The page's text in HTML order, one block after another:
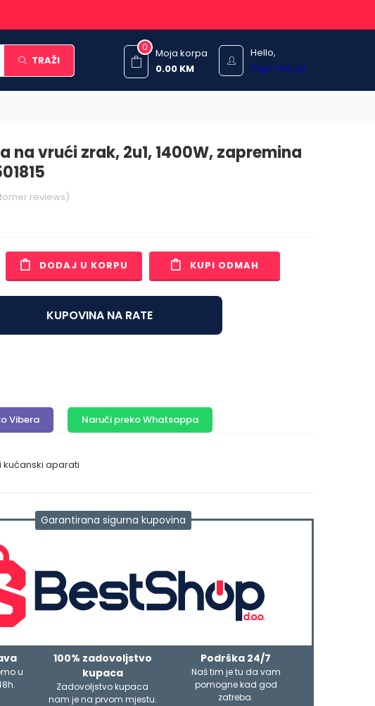
TRAŽI
Hello,
Sign me up
0
Moja korpa
0.00 KM
na vrući zrak, 2u1, 1400W, zapremina
reviews)
DODAJ U KORPU KUPI ODMAH
KUPOVINA NA RATE
Vibera Naruči preko Whatsappa
kućanski aparati
Garantirana sigurna kupovina
u
100% zadovoljstvo
kupaca
Zadovoljstvo kupaca
nam je na prvom mjestu.
Podrška 24/7
Naš tim je tu da vam
pomogne kad god
zatreba.